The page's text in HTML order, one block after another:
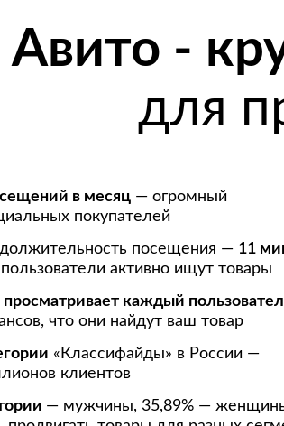
Авито -
для
посещения — 11
активно ищут товары
— мужчины, 35,89% —
просматривает каждый
что они найдут ваш товар
«Классифайды» в России —
клиентов
в месяц — огромный
покупателей